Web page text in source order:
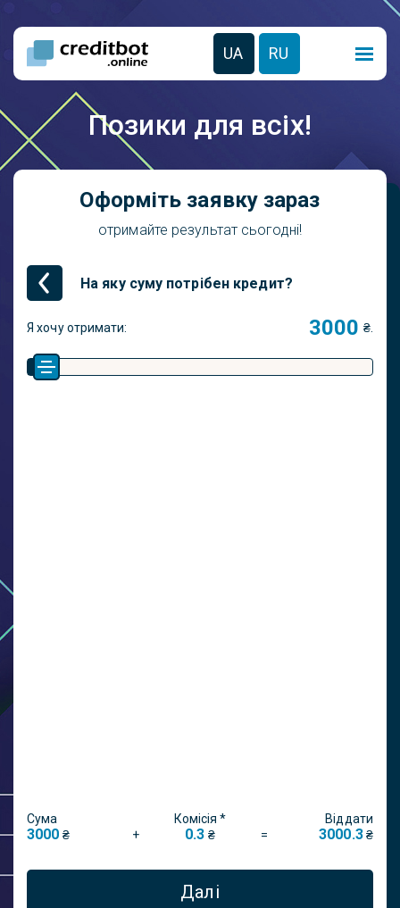
UA RU
Позики для всіх!
Оформіть заявку зараз
отримайте результат сьогодні!
На яку суму потрібен кредит?
Я хочу отримати: ₴.
Сума Комісія * Віддати
3000 ₴ + 0.3 ₴ = 3000.3₴
Далі